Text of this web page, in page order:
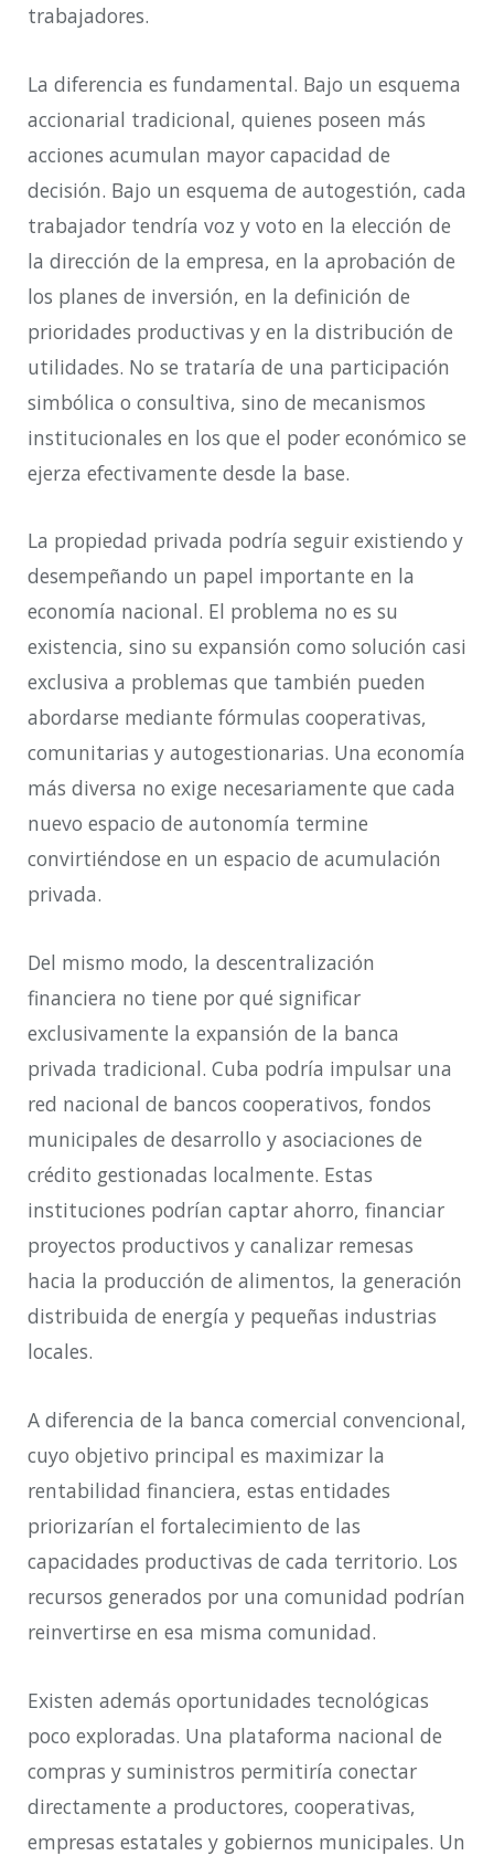
trabajadores.
La diferencia es fundamental. Bajo un esquema
accionarial tradicional, quienes poseen más
acciones acumulan mayor capacidad de
decisión. Bajo un esquema de autogestión, cada
trabajador tendría voz y voto en la elección de
la dirección de la empresa, en la aprobación de
los planes de inversión, en la definición de
prioridades productivas y en la distribución de
utilidades. No se trataría de una participación
simbólica o consultiva, sino de mecanismos
institucionales en los que el poder económico se
ejerza efectivamente desde la base.
La propiedad privada podría seguir existiendo y
desempeñando un papel importante en la
economía nacional. El problema no es su
existencia, sino su expansión como solución casi
exclusiva a problemas que también pueden
abordarse mediante fórmulas cooperativas,
comunitarias y autogestionarias. Una economía
más diversa no exige necesariamente que cada
nuevo espacio de autonomía termine
convirtiéndose en un espacio de acumulación
privada.
Del mismo modo, la descentralización
financiera no tiene por qué significar
exclusivamente la expansión de la banca
privada tradicional. Cuba podría impulsar una
red nacional de bancos cooperativos, fondos
municipales de desarrollo y asociaciones de
crédito gestionadas localmente. Estas
instituciones podrían captar ahorro, financiar
proyectos productivos y canalizar remesas
hacia la producción de alimentos, la generación
distribuida de energía y pequeñas industrias
locales.
A diferencia de la banca comercial convencional,
cuyo objetivo principal es maximizar la
rentabilidad financiera, estas entidades
priorizarían el fortalecimiento de las
capacidades productivas de cada territorio. Los
recursos generados por una comunidad podrían
reinvertirse en esa misma comunidad.
Existen además oportunidades tecnológicas
poco exploradas. Una plataforma nacional de
compras y suministros permitiría conectar
directamente a productores, cooperativas,
empresas estatales y gobiernos municipales. Un